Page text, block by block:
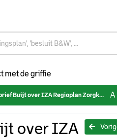
met de griffie
IZA Regioplan Zorgkantoor Rotterdam Rijnmond A
over IZA